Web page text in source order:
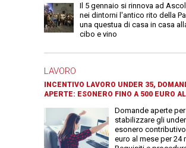
Il 5 gennaio si rinnova ad
nei dintorni l'antico rito della
una questua di casa in casa
cibo e vino
LAVORO
INCENTIVO LAVORO UNDER 35,
APERTE: ESONERO FINO A 500 EURO
Domande aperte per
stabilizzare gli
esonero
euro al mese per 24